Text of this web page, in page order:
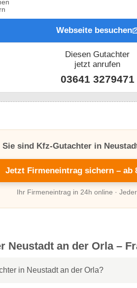
Webseite besuchen
Diesen Gutachter
jetzt anrufen
03641 3279471
Sie sind Kfz-Gutachter in
Jetzt Firmeneintrag sichern – ab
Ihr Firmeneintrag in 24h online ·
Neustadt an der Orla –
in Neustadt an der Orla?